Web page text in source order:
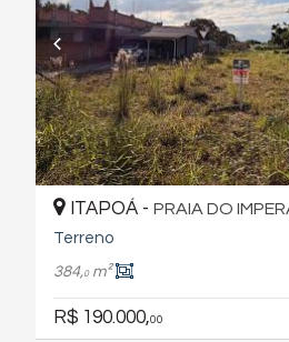
ITAPOÁ - PRAIA DO
Terreno
384,0m²
R$ 190.000,00